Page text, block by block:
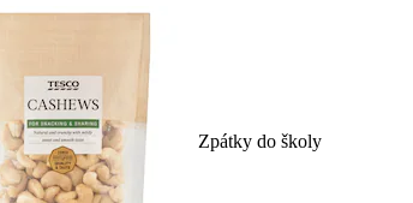
Zpátky do školy